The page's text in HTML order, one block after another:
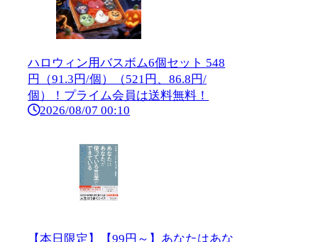
ハロウィン用バスボム6個セット 548
円（91.3円/個）（521円、86.8円/
個）！プライム会員は送料無料！
2026/08/07 00:10
【本日限定】【99円～】あなたはあな